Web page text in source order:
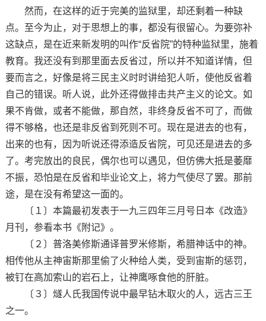
然而，在这样的近于完美的监狱里，却还剩着一种缺
点。至今为止，对于思想上的事，都没有很留心。为要弥补
这缺点，是在近来新发明的叫作“反省院”的特种监狱里，施着
教育。我还没有到那里面去反省过，所以并不知道详情，但
要而言之，好像是将三民主义时时讲给犯人听，使他反省着
自己的错误。听人说，此外还得做排击共产主义的论文。如
果不肯做，或者不能做，那自然，非终身反省不可了，而做
得不够格，也还是非反省到死则不可。现在是进去的也有，
出来的也有，因为听说还得添造反省院，可见还是进去的多
了。考完放出的良民，偶尔也可以遇见，但仿佛大抵是萎靡
不振，恐怕是在反省和毕业论文上，将力气使尽了罢。那前
途，是在没有希望这一面的。
〔１〕本篇最初发表于一九三四年三月号日本《改造》
月刊，参看本书《附记》。
〔２〕普洛美修斯通译普罗米修斯，希腊神话中的神。
相传他从主神宙斯那里偷了火种给人类，受到宙斯的惩罚，
被钉在高加索山的岩石上，让神鹰啄食他的肝脏。
〔３〕燧人氏我国传说中最早钻木取火的人，远古三王
之一。